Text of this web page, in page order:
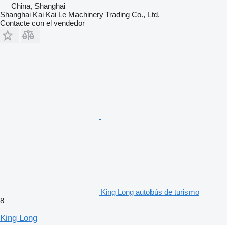
China, Shanghai
Shanghai Kai Kai Le Machinery Trading Co., Ltd.
Contacte con el vendedor
King Long autobús de turismo
8
King Long